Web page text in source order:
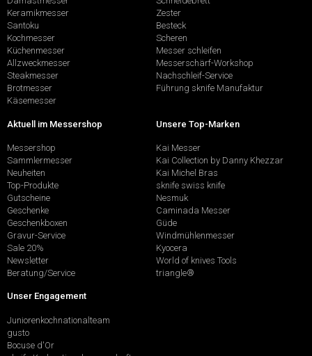
Keramikmesser
Santoku
Kochmesser
Küchenmesser
Allzweckmesser
Steakmesser
Brotmesser
Käsemesser
Zester
Besteck
Scheren
Messer schleifen
Messerschärf-Workshop
Nachschleif-Service
Führung sknife Manufaktur
Aktuell im Messershop
Messershop
Sammlermesser
Neuheiten
Top-Produkte
Gutscheine
Geschenke
Geschenkboxen
Gravur-Service
Sale 20%
Newsletter
Beratung/Service
Unsere Top-Marken
Kai Messer
Kai Collection by Danny Khezzar
Kai Michel Bras
sknife swiss knife
Nesmuk
Caminada Messer
Güde
Windmühlenmesser
Kyocera
World of knives Tools
triangle®
Unser Engagement
Juniorenkochnationalteam
gusto
Bocuse d'Or